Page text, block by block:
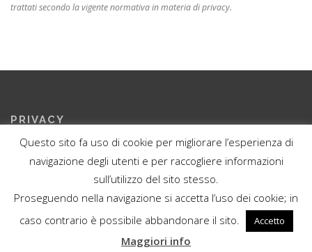
trattati secondo la vigente normativa in materia di privacy.
PRIVACY
Privacy Policy del sito
Copyright ©2019 Studio Legale Limardi
Questo sito fa uso di cookie per migliorare l’esperienza di
navigazione degli utenti e per raccogliere informazioni
sull’utilizzo del sito stesso.
Proseguendo nella navigazione si accetta l’uso dei cookie; in
caso contrario è possibile abbandonare il sito.
Accetto
Maggiori info
I cookie ci aiutano ad erogare servizi di qualità. Utilizzando i nostri
Ulteriori informazioni